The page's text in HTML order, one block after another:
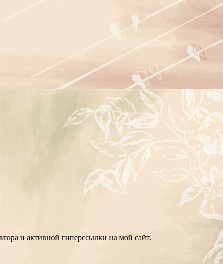
и активной гиперссылки на мой сайт.